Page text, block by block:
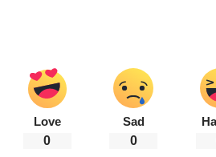
Love
0
Sad
0